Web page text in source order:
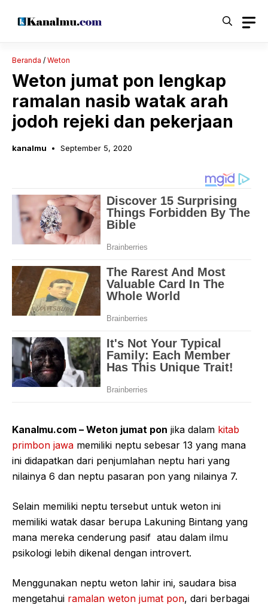
Beranda / Weton
Weton jumat pon lengkap
ramalan nasib watak arah
jodoh rejeki dan pekerjaan
kanalmu September 5, 2020
Kanalmu.com – Weton jumat pon jika dalam kitab
primbon jawa memiliki neptu sebesar 13 yang mana
ini didapatkan dari penjumlahan neptu hari yang
nilainya 6 dan neptu pasaran pon yang nilainya 7.
Selain memiliki neptu tersebut untuk weton ini
memiliki watak dasar berupa Lakuning Bintang yang
mana mereka cenderung pasif atau dalam ilmu
psikologi lebih dikenal dengan introvert.
Menggunakan neptu weton lahir ini, saudara bisa
mengetahui ramalan weton jumat pon, dari berbagai